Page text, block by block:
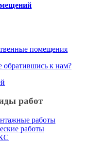
помещения
обратившись к нам?
работ
работы
работы